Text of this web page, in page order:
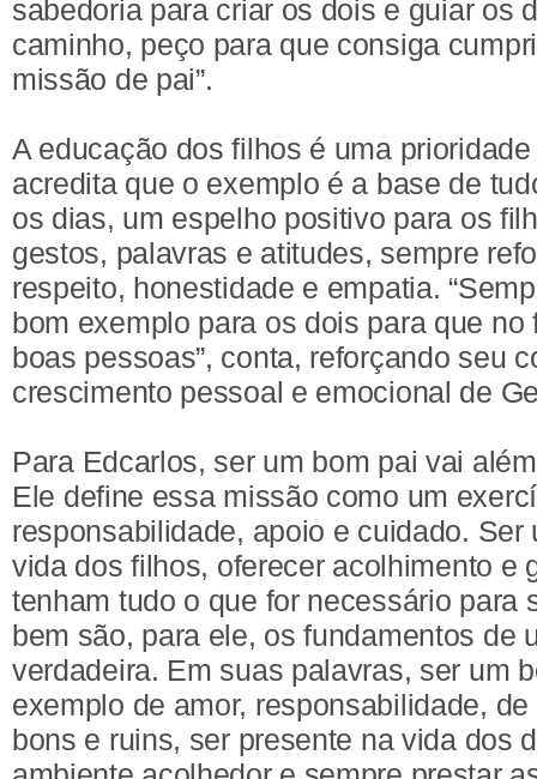
sabedoria para criar os dois e guiar os
caminho, peço para que consiga
missão de pai”.
A educação dos filhos é uma
acredita que o exemplo é a base de
os dias, um espelho positivo para os
gestos, palavras e atitudes, sempre
respeito, honestidade e empatia.
bom exemplo para os dois para que no
boas pessoas”, conta, reforçando seu
crescimento pessoal e emocional de
Para Edcarlos, ser um bom pai vai
Ele define essa missão como um
responsabilidade, apoio e cuidado. Ser
vida dos filhos, oferecer acolhimento e
tenham tudo o que for necessário para
bem são, para ele, os fundamentos de
verdadeira. Em suas palavras, ser um
exemplo de amor, responsabilidade,
bons e ruins, ser presente na vida dos